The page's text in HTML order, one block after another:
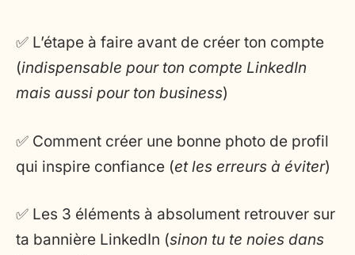
✅ L’étape à faire avant de créer ton compte
(indispensable pour ton compte LinkedIn
mais aussi pour ton business)
✅ Comment créer une bonne photo de profil
qui inspire confiance (et les erreurs à éviter)
✅ Les 3 éléments à absolument retrouver sur
ta bannière LinkedIn (sinon tu te noies dans